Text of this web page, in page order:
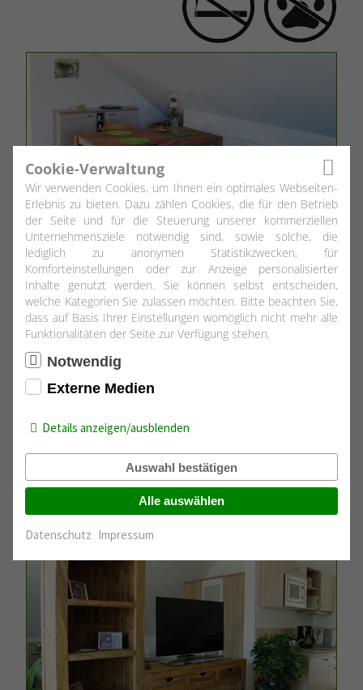
Cookie-Verwaltung
Wir verwenden Cookies, um Ihnen ein optimales Webseiten-
Erlebnis zu bieten. Dazu zählen Cookies, die für den Betrieb
der Seite und für die Steuerung unserer kommerziellen
Unternehmensziele notwendig sind, sowie solche, die
lediglich zu anonymen Statistikzwecken, für
Komforteinstellungen oder zur Anzeige personalisierter
Inhalte genutzt werden. Sie können selbst entscheiden,
welche Kategorien Sie zulassen möchten. Bitte beachten Sie,
dass auf Basis Ihrer Einstellungen womöglich nicht mehr alle
Funktionalitäten der Seite zur Verfügung stehen.
Notwendig
Externe Medien
Details anzeigen/ausblenden
Auswahl bestätigen
Alle auswählen
Datenschutz Impressum